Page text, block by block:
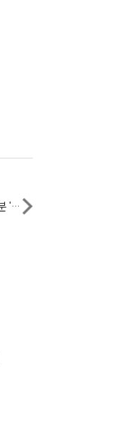
로펌 경쟁시대…법무법인 대륜, 고객 대부분 '만족' 응답